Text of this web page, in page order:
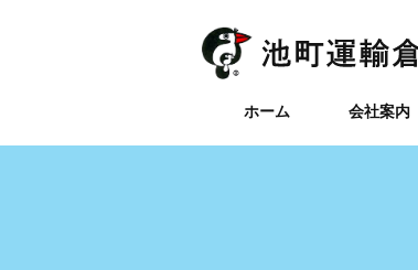
ホーム 会社案内